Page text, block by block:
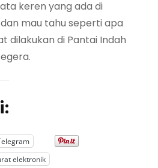
keren yang ada di
mau tahu seperti apa
dilakukan di Pantai Indah
elektronik